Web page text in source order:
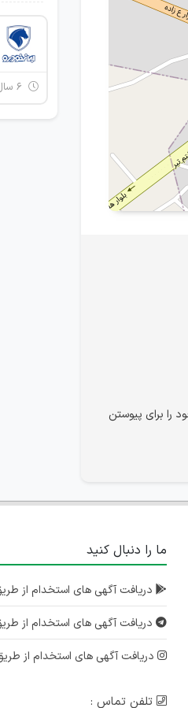
را برای پیوستن
ما را دنبال کنید
دریافت آگهی های استخدام از
دریافت آگهی های استخدام از
دریافت آگهی های استخدام از طریق
تلفن تماس :